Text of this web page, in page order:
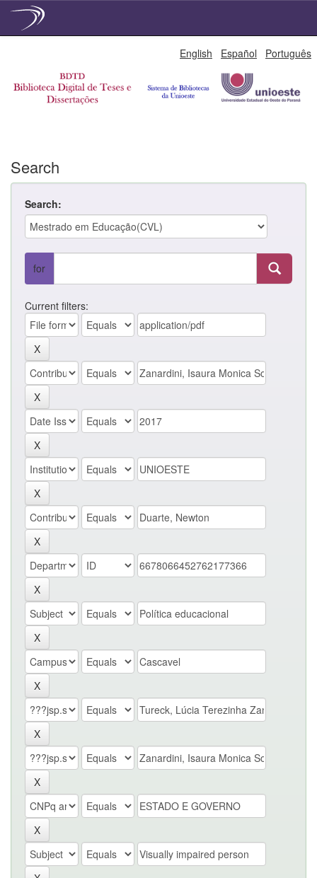
English Español Português
Search
Search:
for
Current filters: